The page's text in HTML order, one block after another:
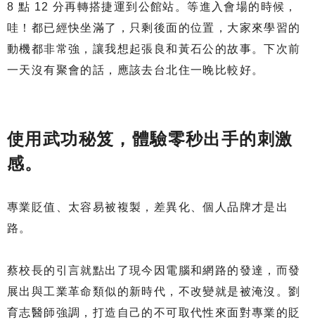
8 點 12 分再轉搭捷運到公館站。等進入會場的時候，
哇！都已經快坐滿了，只剩後面的位置，大家來學習的
動機都非常強，讓我想起張良和黃石公的故事。下次前
一天沒有聚會的話，應該去台北住一晚比較好。
使用武功秘笈，體驗零秒出手的刺激
感。
專業貶值、太容易被複製，差異化、個人品牌才是出
路。
蔡校長的引言就點出了現今因電腦和網路的發達，而發
展出與工業革命類似的新時代，不改變就是被淹沒。劉
育志醫師強調，打造自己的不可取代性來面對專業的貶